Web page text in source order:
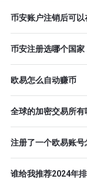
币安账户注销后可以
币安注册选哪个国家
欧易怎么自动赚币
全球的加密交易所有
注册了一个欧易账号
谁给我推荐2024年